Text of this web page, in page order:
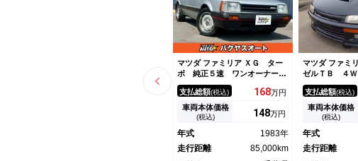
マツダ ファミリア ＸＧ ター
ボ 純正５速 ワンオーナー
走行８５０００キロ フロント
フォグランプ ＢＤ１０５１
５ＭＴ マニュアル車
支払総額(税込) 168万円
車両本体価格
(税込) 148万円
年式
1983年
走行距離
85,000km
マツダ ファミ
ゼルＴＢ ４Ｗ
支払総額(税込)
車両本体価格
(税込)
年式
走行距離